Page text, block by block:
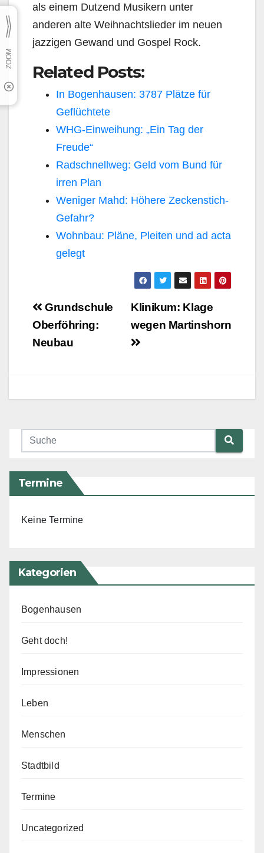
als einem Dutzend Musikern unter
anderen alte Weihnachtslieder im neuen
jazzigen Gewand und Gospel Rock.
Related Posts:
In Bogenhausen: 3787 Plätze für
Geflüchtete
WHG-Einweihung: „Ein Tag der
Freude“
Radschnellweg: Geld vom Bund für
irren Plan
Weniger Mahd: Höhere Zeckenstich-
Gefahr?
Wohnbau: Pläne, Pleiten und ad acta
gelegt
Beitragsnavigation
Klinikum: Klage
wegen Martinshorn
Grundschule
Oberföhring:
Neubau
Termine
Keine Termine
Kategorien
Bogenhausen
Geht doch!
Impressionen
Leben
Menschen
Stadtbild
Termine
Uncategorized